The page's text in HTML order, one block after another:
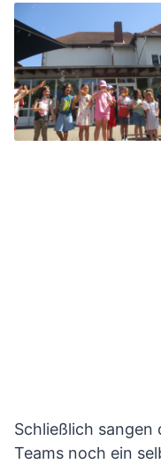
Schließlich sangen
Teams noch ein